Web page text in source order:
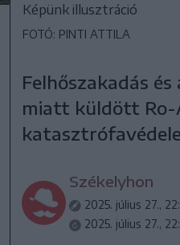
Képünk illusztráció
FOTÓ: PINTI ATTILA
Felhőszakadás
miatt küldött
Székelyhon
2025. július 27.,
2025. július 27.,